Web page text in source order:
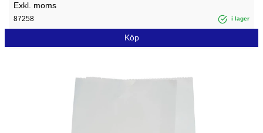
Exkl. moms
87258 i lager
Köp